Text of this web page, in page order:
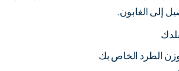
إلى الغابون.
الطرد الخاص بك